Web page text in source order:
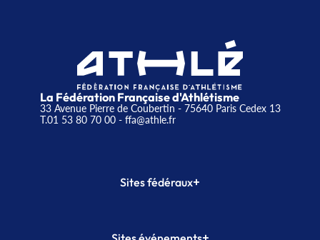
La Fédération Française d'Athlétisme
33 Avenue Pierre de Coubertin - 75640 Paris Cedex 13
T.01 53 80 70 00- ffa@athle.fr
Sites fédéraux+